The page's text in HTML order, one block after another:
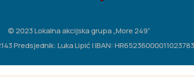
© 2023 Lokalna akcijska grupa „More 249“
Predsjednik: Luka Lipić | IBAN: